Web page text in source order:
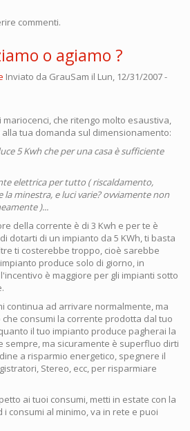
commenti.
o agiamo ?
Inviato da GrauSam il Lun, 12/31/2007 -
mariocenci, che ritengo molto esaustiva,
tua domanda sul dimensionamento:
5 Kwh che per una casa è sufficiente
elettrica per tutto ( riscaldamento,
la minestra, e luci varie? ovviamente non
)...
della corrente è di 3 Kwh e per te è
dotarti di un impianto da 5 KWh, ti basta
ti costerebbe troppo, cioè sarebbe
produce solo di giorno, in
è maggiore per gli impianti sotto
continua ad arrivare normalmente, ma
consumi la corrente prodotta dal tuo
il tuo impianto produce pagherai la
sempre, ma sicuramente è superfluo dirti
a risparmio energetico, spegnere il
Stereo, ecc, per risparmiare
ai tuoi consumi, metti in estate con la
consumi al minimo, va in rete e puoi